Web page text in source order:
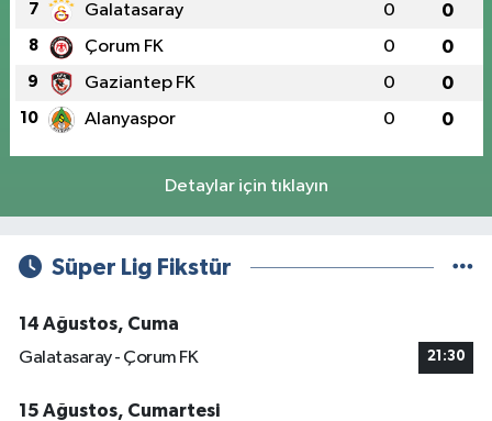
7 Galatasaray 0 0
8 Çorum FK 0 0
9 Gaziantep FK 0 0
10 Alanyaspor 0 0
Detaylar için tıklayın
Süper Lig Fikstür
14 Ağustos, Cuma
Galatasaray - Çorum FK
21:30
15 Ağustos, Cumartesi